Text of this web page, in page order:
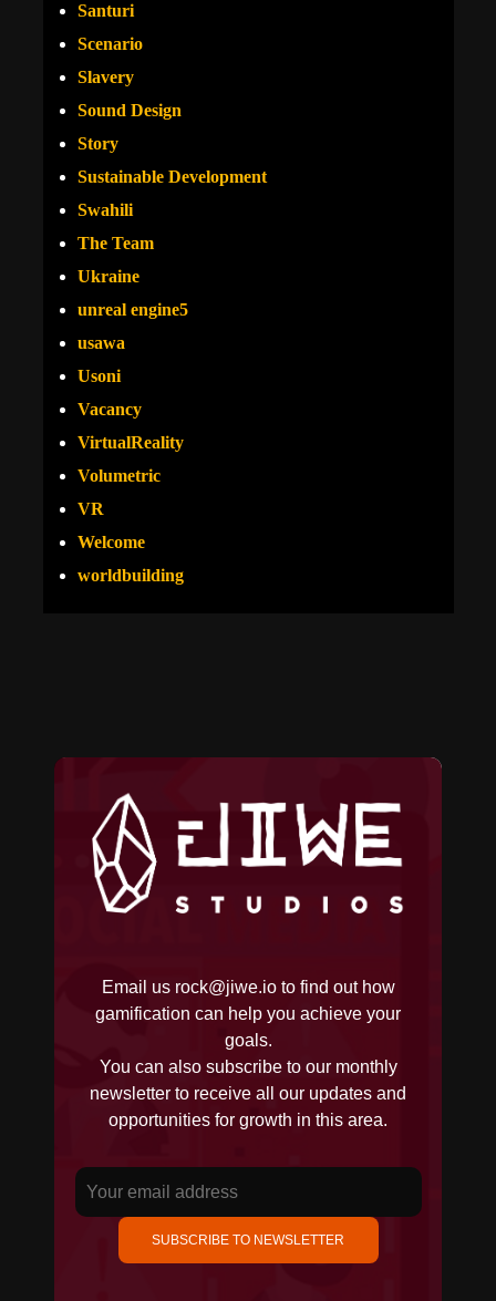
Santuri
Scenario
Slavery
Sound Design
Story
Sustainable Development
Swahili
The Team
Ukraine
unreal engine5
usawa
Usoni
Vacancy
VirtualReality
Volumetric
VR
Welcome
worldbuilding
Email us rock@jiwe.ioto find out how
gamification can help you achieve your
goals.
You can also subscribe to our monthly
newsletter to receive all our updates and
opportunities for growth in this area.
SUBSCRIBE TO NEWSLETTER